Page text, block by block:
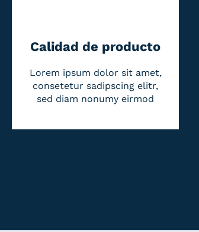
Calidad de producto
Lorem ipsum dolor sit amet,
consetetur sadipscing elitr,
sed diam nonumy eirmod